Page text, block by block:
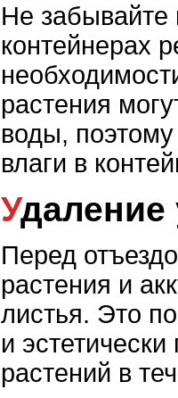
Не забывайте
контейнерах
растения
воды,
влаги в
Перед
растения и
листья. Это
и
растений в